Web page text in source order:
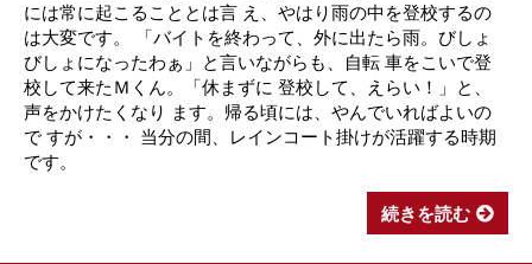
には常に起こることとは言 え、やはり雨の中を登校するの
は大変です。 「バイトを終わって、外に出たら雨。びしょ
びしょになったわぁ」と言いながらも、自転 車をこいで登
校して来たＭくん。「休まずに 登校して、えらい！」と、
声をかけたくなり ます。帰る頃には、やんでいればよいの
で すが・・・ 当分の間、レインコート掛けが活躍する時期
です。
続きを読む